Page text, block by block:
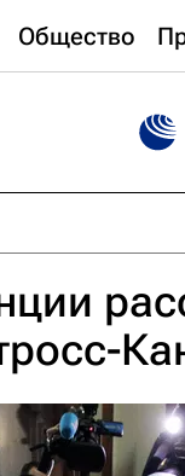
Общество